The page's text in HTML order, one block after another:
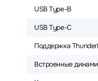
USB Type-B
USB Type-C
Поддержка
Встроенные